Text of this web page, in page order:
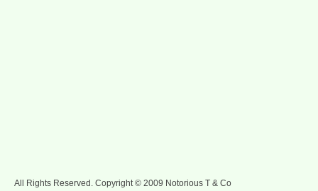
All Rights Reserved. Copyright © 2009 Notorious T & Co